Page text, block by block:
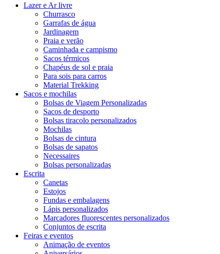
Lazer e Ar livre
Churrasco
Garrafas de água
Jardinagem
Praia e verão
Caminhada e campismo
Sacos térmicos
Chapéus de sol e praia
Para sois para carros
Material Trekking
Sacos e mochilas
Bolsas de Viagem Personalizadas
Sacos de desporto
Bolsas tiracolo personalizados
Mochilas
Bolsas de cintura
Bolsas de sapatos
Necessaires
Bolsas personalizadas
Escrita
Canetas
Estojos
Fundas e embalagens
Lápis personalizados
Marcadores fluorescentes personalizados
Conjuntos de escrita
Feiras e eventos
Animação de eventos